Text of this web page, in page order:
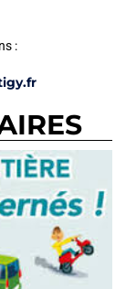
: